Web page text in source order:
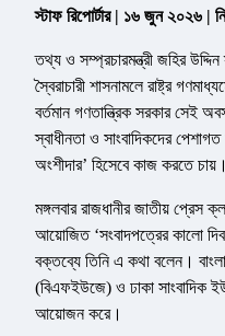
স্টাফ রিপোর্টার | ১৬ জুন ২০২৬ |
তথ্য ও সম্প্রচারমন্ত্রী জহির
স্বৈরাচারী শাসনামলে রাষ্ট্র
বর্তমান গণতান্ত্রিক সরকার সেই
স্বাধীনতা ও সাংবাদিকদের
অংশীদার’ হিসেবে কাজ করতে চায়।
মঙ্গলবার রাজধানীর জাতীয় প্রেস
আয়োজিত ‘সংবাদপত্রের কালো
বক্তব্যে তিনি এ কথা বলেন।
(বিএফইউজে) ও ঢাকা সাংবাদিক
আয়োজন করে।